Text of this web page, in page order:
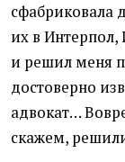
сфабриковала
их в Интерпол,
и решил меня
достоверно
адвокат…
скажем,